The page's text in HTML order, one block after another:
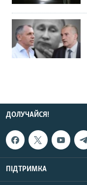
ДОЛУЧАЙСЯ!
ПІДТРИМКА